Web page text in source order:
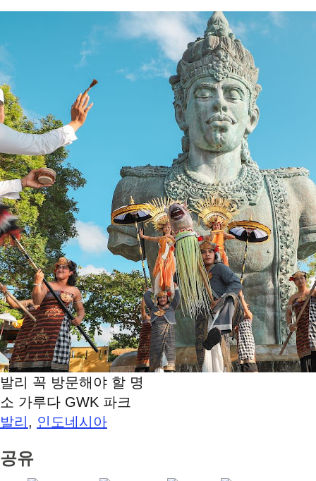
발리 꼭 방문해야 할 명
소 가루다 GWK 파크
발리, 인도네시아
공유